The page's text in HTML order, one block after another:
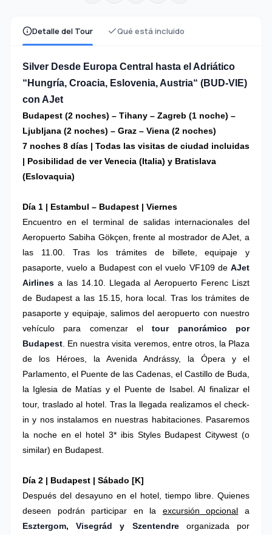
Detalle del Tour Qué está incluido
Silver Desde Europa Central hasta el Adriático
“Hungría, Croacia, Eslovenia, Austria“ (BUD-VIE)
con AJet
Budapest (2 noches) – Tihany – Zagreb (1 noche) –
Ljubljana (2 noches) – Graz – Viena (2 noches)
7 noches 8 días | Todas las visitas de ciudad incluidas
| Posibilidad de ver Venecia (Italia) y Bratislava
(Eslovaquia)
Día 1 | Estambul – Budapest | Viernes
Encuentro en el terminal de salidas internacionales del
Aeropuerto Sabiha Gökçen, frente al mostrador de AJet, a
las 11.00. Tras los trámites de billete, equipaje y
pasaporte, vuelo a Budapest con el vuelo VF109 de AJet
Airlines a las 14.10. Llegada al Aeropuerto Ferenc Liszt
de Budapest a las 15.15, hora local. Tras los trámites de
pasaporte y equipaje, salimos del aeropuerto con nuestro
vehículo para comenzar eltour panorámico por
Budapest . En nuestra visita veremos, entre otros, la Plaza
de los Héroes, la Avenida Andrássy, la Ópera y el
Parlamento, el Puente de las Cadenas, el Castillo de Buda,
la Iglesia de Matías y el Puente de Isabel. Al finalizar el
tour, traslado al hotel. Tras la llegada realizamos el check-
in y nos instalamos en nuestras habitaciones. Pasaremos
la noche en el hotel 3* ibis Styles Budapest Citywest (o
similar) en Budapest.
Día 2 | Budapest | Sábado [K]
Después del desayuno en el hotel, tiempo libre. Quienes
deseen podrán participar en la excursión opcional a
Esztergom, Visegrád y Szentendreorganizada por